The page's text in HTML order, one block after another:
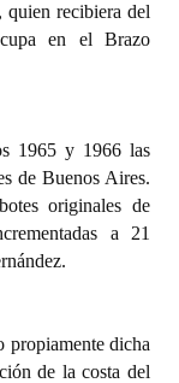
quien recibiera del
en el Brazo
1965 y 1966 las
de Buenos Aires.
originales de
a 21
propiamente dicha
de la costa del